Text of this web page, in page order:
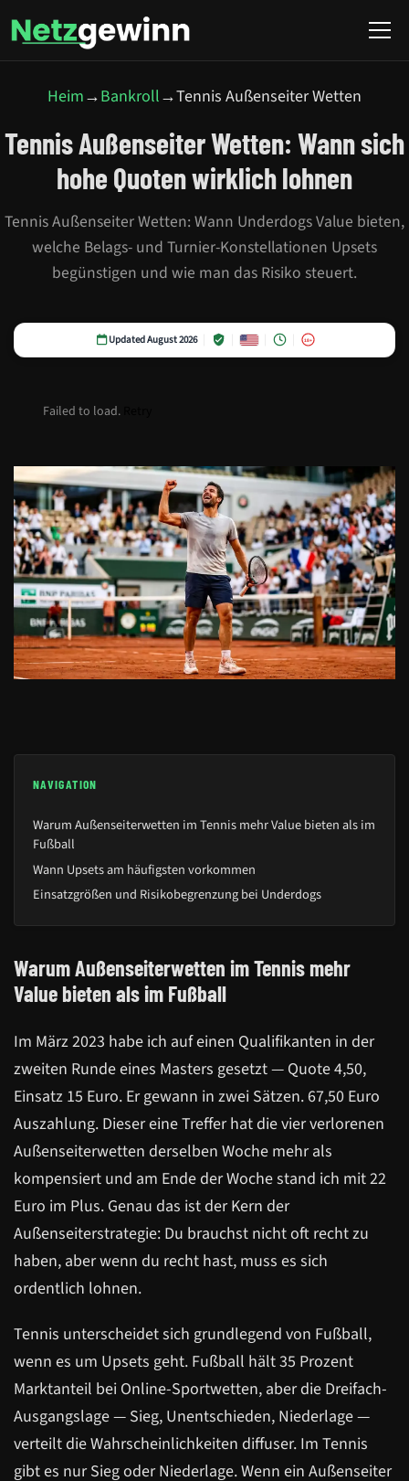
Heim→Bankroll→Tennis Außenseiter Wetten
Tennis Außenseiter Wetten: Wann sich
hohe Quoten wirklich lohnen
Tennis Außenseiter Wetten: Wann Underdogs Value bieten,
welche Belags- und Turnier-Konstellationen Upsets
begünstigen und wie man das Risiko steuert.
Updated August 2026 18+
Failed to load.
NAVIGATION
Warum Außenseiterwetten im Tennis mehr Value bieten als im
Fußball
Wann Upsets am häufigsten vorkommen
Einsatzgrößen und Risikobegrenzung bei Underdogs
Warum Außenseiterwetten im Tennis mehr
Value bieten als im Fußball
Im März 2023 habe ich auf einen Qualifikanten in der
zweiten Runde eines Masters gesetzt — Quote 4,50,
Einsatz 15 Euro. Er gewann in zwei Sätzen. 67,50 Euro
Auszahlung. Dieser eine Treffer hat die vier verlorenen
Außenseiterwetten derselben Woche mehr als
kompensiert und am Ende der Woche stand ich mit 22
Euro im Plus. Genau das ist der Kern der
Außenseiterstrategie: Du brauchst nicht oft recht zu
haben, aber wenn du recht hast, muss es sich
ordentlich lohnen.
Tennis unterscheidet sich grundlegend von Fußball,
wenn es um Upsets geht. Fußball hält 35 Prozent
Marktanteil bei Online-Sportwetten, aber die Dreifach-
Ausgangslage — Sieg, Unentschieden, Niederlage —
verteilt die Wahrscheinlichkeiten diffuser. Im Tennis
gibt es nur Sieg oder Niederlage. Wenn ein Außenseiter